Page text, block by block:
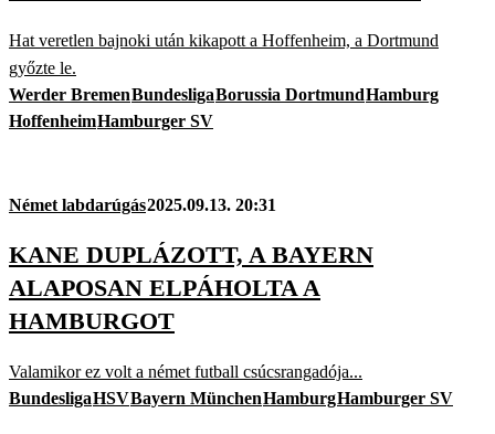
Hat veretlen bajnoki után kikapott a Hoffenheim, a Dortmund
győzte le.
Werder BremenBundesligaBorussia DortmundHamburg
HoffenheimHamburger SV
Német labdarúgás2025.09.13. 20:31
KANE DUPLÁZOTT, A BAYERN
ALAPOSAN ELPÁHOLTA A
HAMBURGOT
Valamikor ez volt a német futball csúcsrangadója...
BundesligaHSVBayern MünchenHamburgHamburger SV